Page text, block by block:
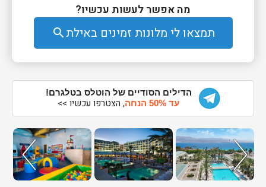
מה אפשר לעשות עכשיו?
תמצאו לי מלונות זמינים באילתsearch
הדילים הסודיים של הוטלס בטלגרם!
עד 50% הנחה
, הצטרפו עכשיו >>